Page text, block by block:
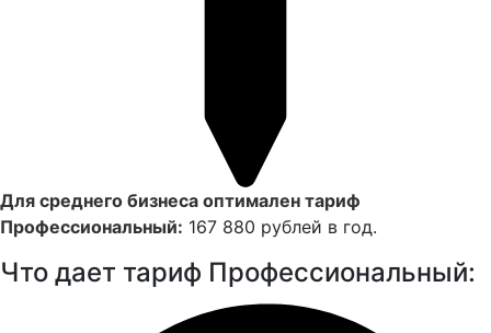
Для среднего бизнеса оптимален тариф
Профессиональный: 167 880 рублей в год.
Что дает тариф Профессиональный: